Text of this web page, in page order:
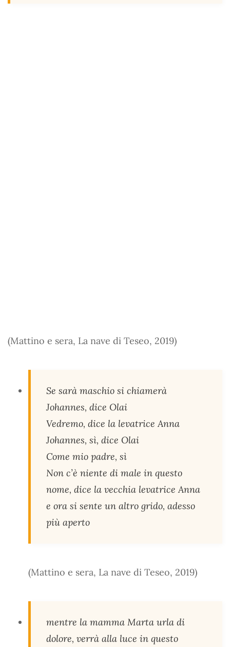
(Mattino e sera, La nave di Teseo, 2019)
Se sarà maschio si chiamerà
Johannes, dice Olai
Vedremo, dice la levatrice Anna
Johannes, sì, dice Olai
Come mio padre, sì
Non c’è niente di male in questo
nome, dice la vecchia levatrice Anna
e ora si sente un altro grido, adesso
più aperto
(Mattino e sera, La nave di Teseo, 2019)
mentre la mamma Marta urla di
dolore, verrà alla luce in questo